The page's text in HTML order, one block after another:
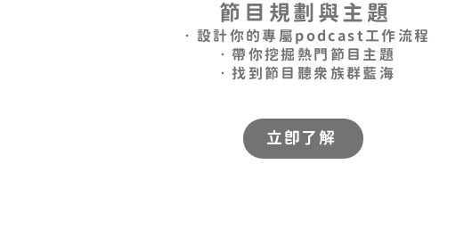
節目規劃與主題
•設計你的專屬podcast工作流程​
•帶你挖掘熱門節目主題
•找到節目聽眾族群藍海
立即了解